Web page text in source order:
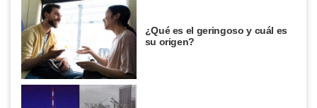
¿Qué es el geringoso y cuál es
su origen?